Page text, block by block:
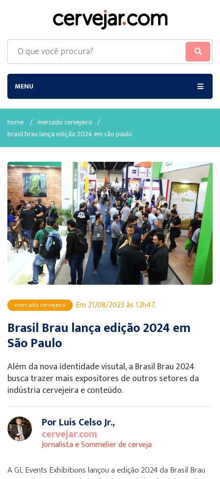
MENU
home / mercado cervejeiro /
brasil brau lança edição 2024 em são paulo
mercado cervejeiro Em 21/08/2023 às 12h47.
Brasil Brau lança edição 2024 em
São Paulo
Além da nova identidade visutal, a Brasil Brau 2024
busca trazer mais expositores de outros setores da
indústria cervejeira e conteúdo.
Por Luis Celso Jr.,
cervejar.com
Jornalista e Sommelier de cerveja
A GL Events Exhibitions lançou a edição 2024 da Brasil Brau